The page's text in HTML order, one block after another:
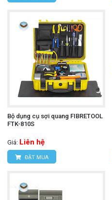
Bộ dụng cụ sợi quang FIBRETOOL
FTK-810S
Giá: Liên hệ
ĐẶT MUA